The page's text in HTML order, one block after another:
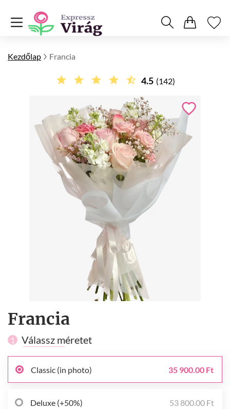
Kezdőlap Francia
4.5 (142)
Francia
1 Válassz méretet
Classic (in photo) 35 900.00 Ft
Deluxe (+50%) 53 800.00 Ft